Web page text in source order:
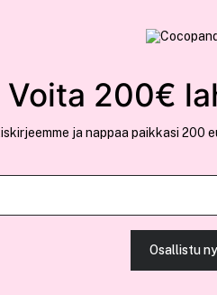
Gel
Voita 200€
ja nappaa paikkasi 200
Osallistu